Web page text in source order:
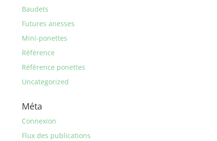
Baudets
Futures anesses
Mini-ponettes
Référence
Référence ponettes
Uncategorized
Méta
Connexion
Flux des publications